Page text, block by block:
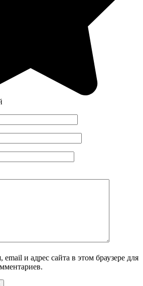
и адрес сайта в этом браузере для